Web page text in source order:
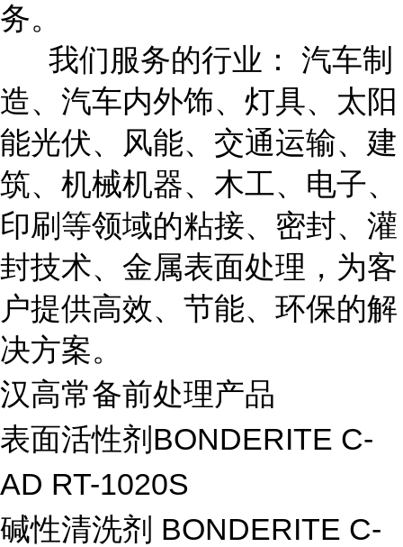
务。
我们服务的行业： 汽车制
造、汽车内外饰、灯具、太阳
能光伏、风能、交通运输、建
筑、机械机器、木工、电子、
印刷等领域的粘接、密封、灌
封技术、金属表面处理，为客
户提供高效、节能、环保的解
决方案。
汉高常备前处理产品
表面活性剂BONDERITE C-
AD RT-1020S
碱性清洗剂 BONDERITE C-